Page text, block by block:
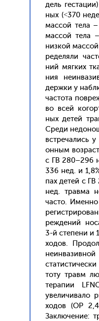
дель
ных (˂370
мас­сой те­ла
мас­сой те­ла
низ­кой
ре­деля­ли
ний мяг­ких
ния
дер­жки у
час­то­та
во всей
ных де­тей
Сре­ди
встре­чались
он­ным
с ГВ 280–296
336 нед. и
пах де­тей с
нед. трав­ма
час­то.
режде­ний
3-й сте­пени и
хо­дов.
то­ту травм
те­рапии
уве­личи­вало
хо­дов (ОР
Зак­лю­чение: